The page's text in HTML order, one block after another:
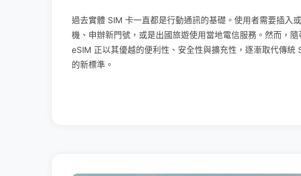
過去實體 SIM 卡一直都是行動通訊的基礎。使用者需要插入
機、申辦新門號，或是出國旅遊使用當地電信服務。然而，隨
eSIM 正以其優越的便利性、安全性與擴充性，逐漸取代傳統
的新標準。